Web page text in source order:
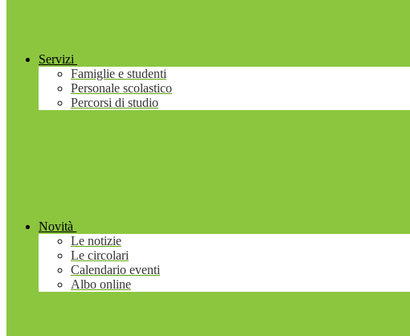
Servizi
Famiglie e studenti
Personale scolastico
Percorsi di studio
Novità
Le notizie
Le circolari
Calendario eventi
Albo online